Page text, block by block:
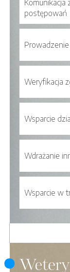
Komunikacja
postępowań
Weryfikacja
Wsparcie
Wdrażanie
Wsparcie w